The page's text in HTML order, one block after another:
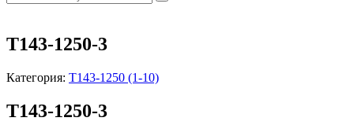
Т143-1250-3
Категория: Т143-1250 (1-10)
Т143-1250-3